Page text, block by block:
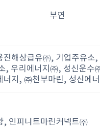
부연
진해상급유㈜, 기업주유소
, 우리에너지㈜, 성신운수
너지, ㈜천부마린, 성신에
, 인피니트마린커넥트㈜